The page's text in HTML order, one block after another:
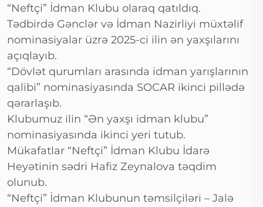
“Neftçi” İdman Klubu olaraq qatıldıq.
Tədbirdə Gənclər və İdman Nazirliyi müxtəlif
nominasiyalar üzrə 2025-ci ilin ən yaxşılarını
açıqlayıb.
“Dövlət qurumları arasında idman yarışlarının
qalibi” nominasiyasında SOCAR ikinci pillədə
qərarlaşıb.
Klubumuz ilin “Ən yaxşı idman klubu”
nominasiyasında ikinci yeri tutub.
Mükafatlar “Neftçi” İdman Klubu İdarə
Heyətinin sədri Hafiz Zeynalova təqdim
olunub.
“Neftçi” İdman Klubunun təmsilçiləri – Jalə